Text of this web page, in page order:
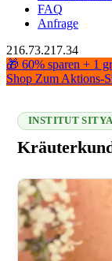
FAQ
Anfrage
216.73.217.34
🎁 60% sparen + 1
Shop Zum Aktions-
INSTITUT
216.73.217.34